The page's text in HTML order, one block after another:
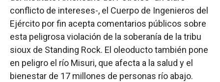
conflicto de intereses-, el Cuerpo de Ingenieros del
Ejército por fin acepta comentarios públicos sobre
esta peligrosa violación de la soberanía de la tribu
sioux de Standing Rock. El oleoducto también pone
en peligro el río Misuri, que afecta a la salud y el
bienestar de 17 millones de personas río abajo.